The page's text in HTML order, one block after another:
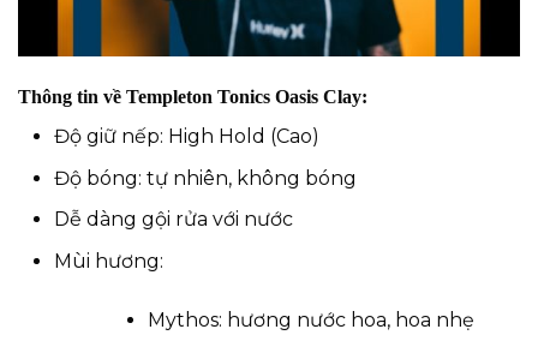
Thông tin về Templeton Tonics Oasis Clay:
Độ giữ nếp: High Hold (Cao)
Độ bóng: tự nhiên, không bóng
Dễ dàng gội rửa với nước
Mùi hương:
Mythos: hương nước hoa, hoa nhẹ